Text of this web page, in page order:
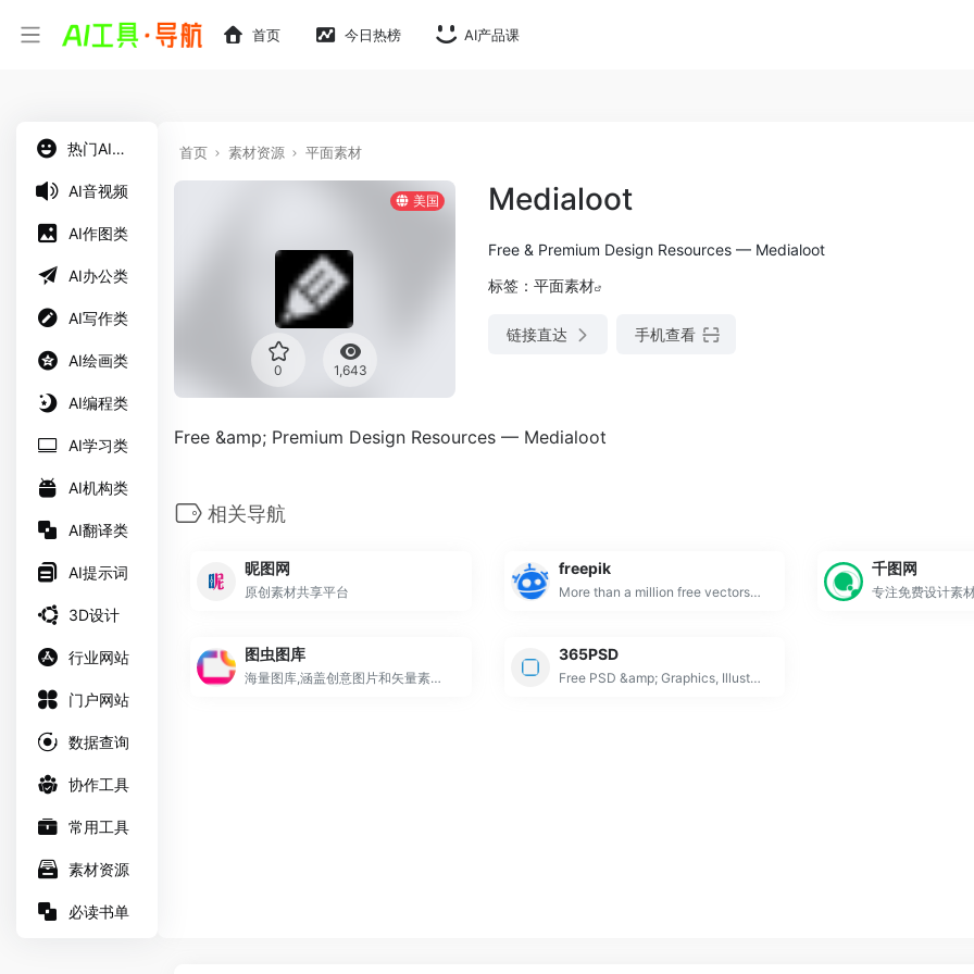
首页 今日热榜 AI产品课
热门AI工具
AI音视频
AI作图类
AI办公类
AI写作类
AI绘画类
AI编程类
AI学习类
AI机构类
AI翻译类
AI提示词
3D设计
行业网站
门户网站
数据查询
协作工具
常用工具
素材资源
必读书单
首页 素材资源 平面素材
美国
0 1,643
Medialoot
Free & Premium Design Resources — Medialoot
标签： 平面素材
链接直达 手机查看
Free &amp; Premium Design Resources — Medialoot
相关导航
昵图网
原创素材共享平台
freepik
More than a million free vectors, PSD, photos and free icons.
千图网
专注免费设计素
图虫图库
海量图库,涵盖创意图片和矢量素材等
365PSD
Free PSD &amp; Graphics, Illustrations